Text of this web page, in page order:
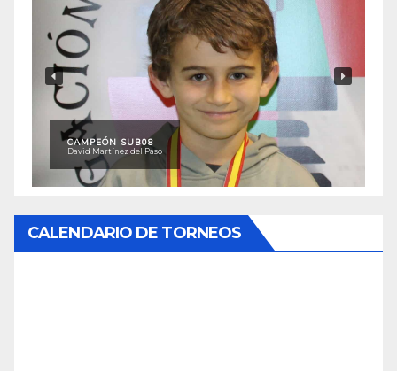
CAMPEÓN SUB08
David Martínez del Paso
CALENDARIO DE TORNEOS